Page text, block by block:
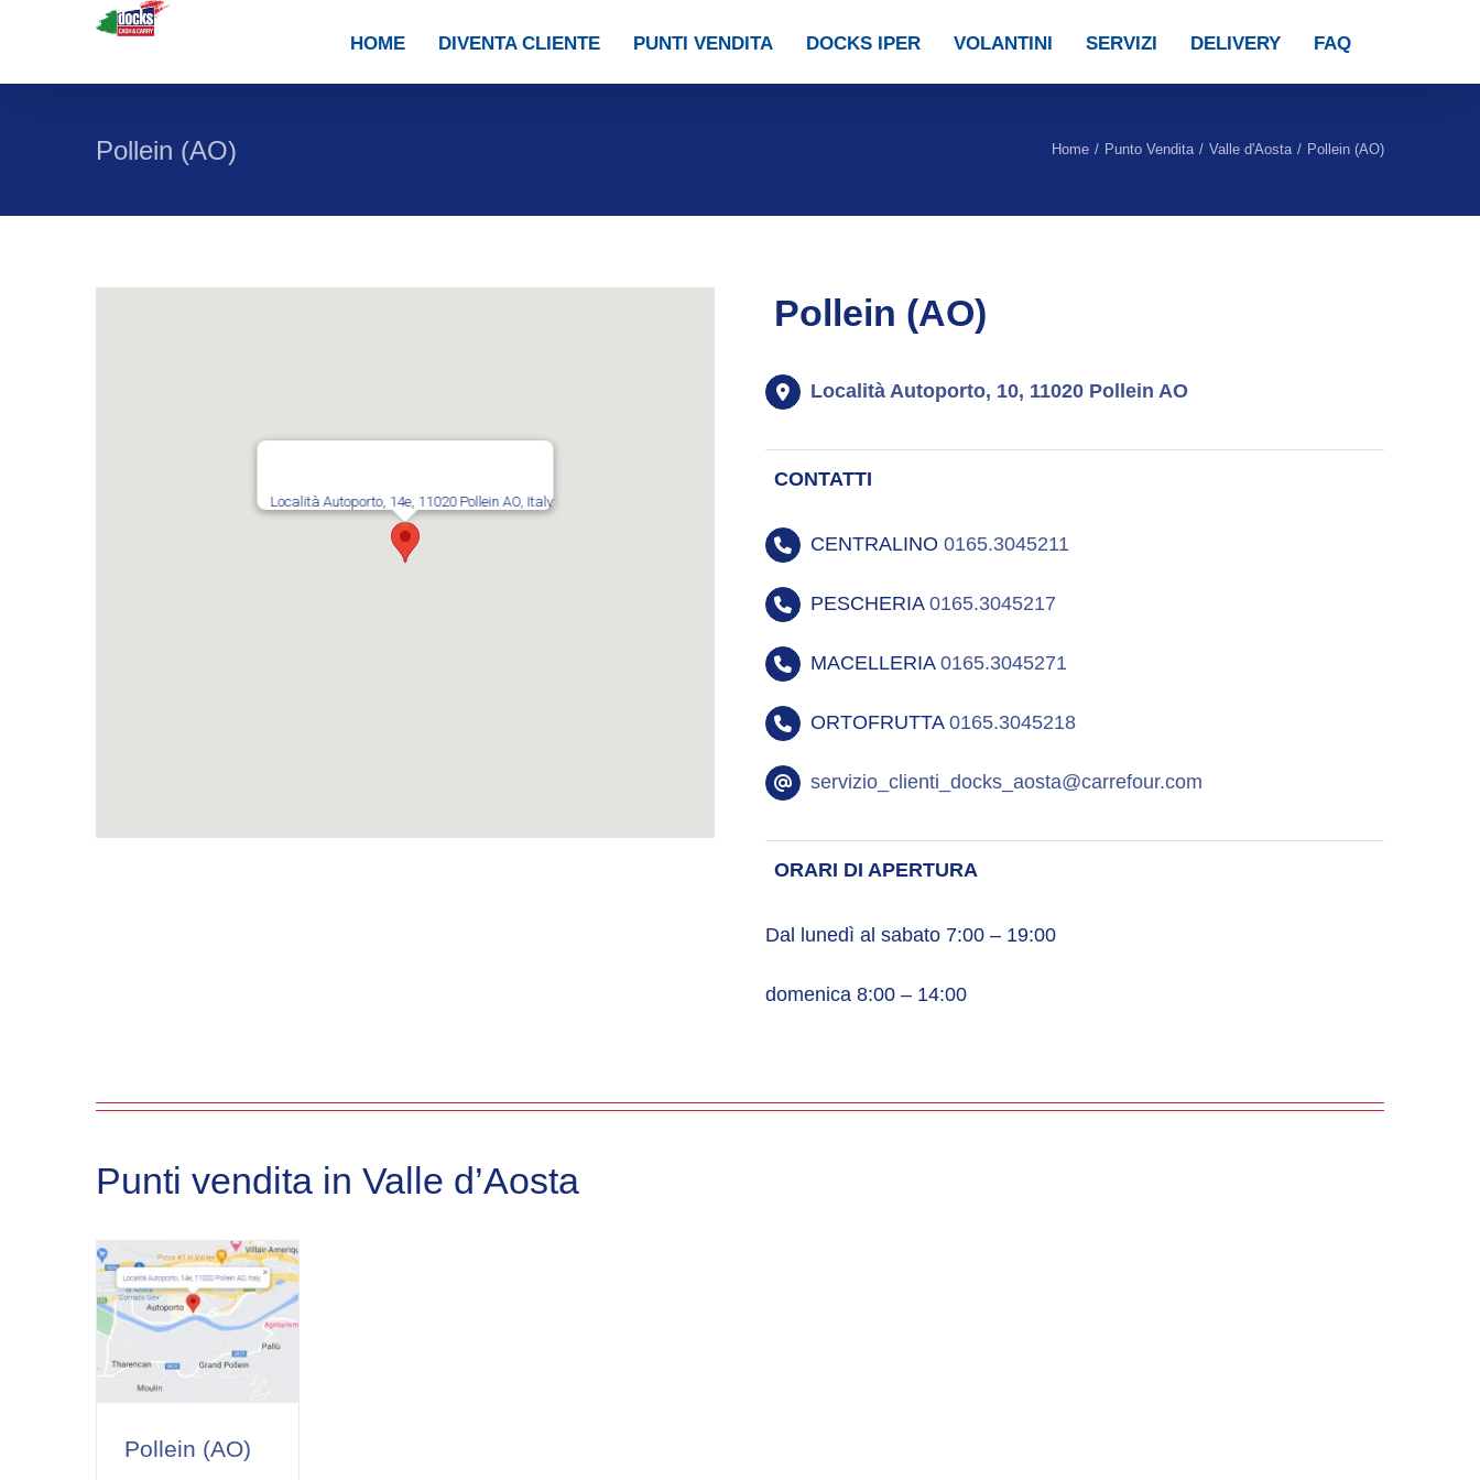
HOME DIVENTA CLIENTE PUNTI VENDITA DOCKS IPER VOLANTINI SERVIZI DELIVERY FAQ
Pollein (AO) Home / Punto Vendita / Valle d'Aosta / Pollein (AO)
Località Autoporto, 14e, 11020 Pollein AO, Italy
Pollein (AO)
Località Autoporto, 10, 11020 Pollein AO
CONTATTI
CENTRALINO0165.3045211
PESCHERIA0165.3045217
MACELLERIA0165.3045271
ORTOFRUTTA0165.3045218
servizio_clienti_docks_aosta@carrefour.com
ORARI DI APERTURA
Dal lunedì al sabato 7:00 – 19:00
domenica 8:00 – 14:00
Punti vendita in Valle d’Aosta
Pollein (AO)